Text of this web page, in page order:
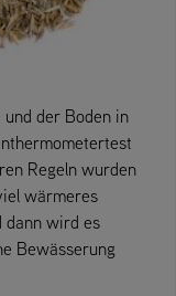
und der Boden in
Regeln wurden
wärmeres
dann wird es
Bewässerung